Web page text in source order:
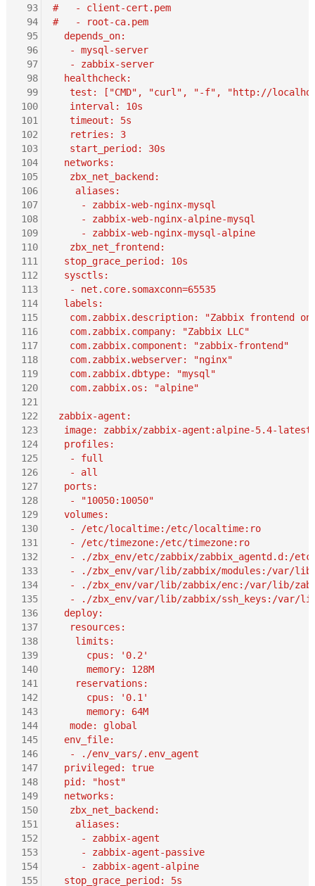
93
94
95
96
97
98
99
100
101
102
103
104
105
106
107
108
109
110
111
112
113
114
115
116
117
118
119
120
121
122
123
124
125
126
127
128
129
130
131
132
133
134
135
136
137
138
139
140
141
142
143
144
145
146
147
148
149
150
151
152
153
154
155
#   - client-cert.pem
#   - root-ca.pem
  depends_on:
   - mysql-server
   - zabbix-server
  healthcheck:
test: ["CMD", "curl", "-f", "http://
   interval: 10s
   timeout: 5s
   retries: 3
   start_period: 30s
  networks:
   zbx_net_backend:
    aliases:
     - zabbix-web-nginx-mysql
     - zabbix-web-nginx-alpine-mysql
     - zabbix-web-nginx-mysql-alpine
   zbx_net_frontend:
  stop_grace_period: 10s
  sysctls:
   - net.core.somaxconn=65535
  labels:
com.zabbix.description: "Zabbix frontend
   com.zabbix.company: "Zabbix LLC"
   com.zabbix.component: "zabbix-frontend"
   com.zabbix.webserver: "nginx"
   com.zabbix.dbtype: "mysql"
   com.zabbix.os: "alpine"
zabbix-agent:
  image: zabbix/zabbix-agent:alpine-5.4-latest
  profiles:
   - full
   - all
  ports:
   - "10050:10050"
  volumes:
   - /etc/localtime:/etc/localtime:ro
   - /etc/timezone:/etc/timezone:ro
- ./zbx_env/etc/zabbix/zabbix_agentd.d:/
- ./zbx_env/var/lib/zabbix/modules:/var/
- ./zbx_env/var/lib/zabbix/enc:/var/lib/
- ./zbx_env/var/lib/zabbix/ssh_keys:/var/
  deploy:
   resources:
    limits:
      cpus: '0.2'
      memory: 128M
    reservations:
      cpus: '0.1'
      memory: 64M
   mode: global
  env_file:
   - ./env_vars/.env_agent
  privileged: true
  pid: "host"
  networks:
   zbx_net_backend:
    aliases:
     - zabbix-agent
     - zabbix-agent-passive
     - zabbix-agent-alpine
  stop_grace_period: 5s